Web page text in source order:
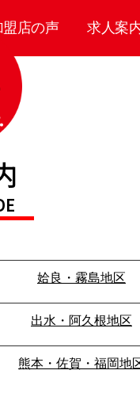
盟店の声 求人案
姶良・霧島地区
出水・阿久根地区
熊本・佐賀・福岡地